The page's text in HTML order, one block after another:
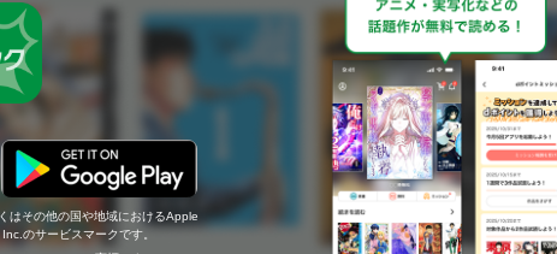
はその他の国や地域におけるApple
のサービスマークです。